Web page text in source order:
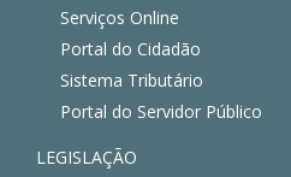
Serviços Online
Portal do Cidadão
Sistema Tributário
Portal do Servidor Público
LEGISLAÇÃO